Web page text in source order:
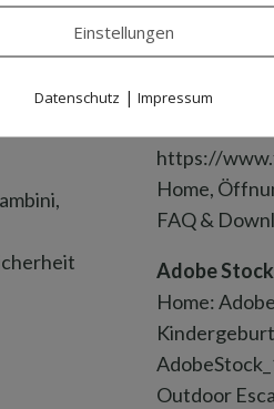
http://
Schule &
https://
Home,
FAQ &
Adobe Stock
Home:
Outdoor
Einstellungen
Datenschutz | Impressum